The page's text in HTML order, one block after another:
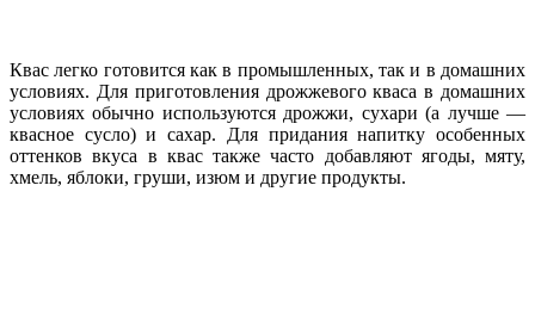
Квас легко готовится как в промышленных, так и в домашних
условиях. Для приготовления дрожжевого кваса в домашних
условиях обычно используются дрожжи, сухари (а лучше —
квасное сусло) и сахар. Для придания напитку особенных
оттенков вкуса в квас также часто добавляют ягоды, мяту,
хмель, яблоки, груши, изюм и другие продукты.